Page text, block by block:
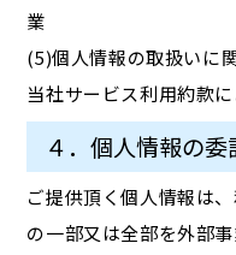
業
(5)個人情報の取扱いに
当社サービス利用約款
４．個人情報の委
ご提供頂く個人情報は
の一部又は全部を外部